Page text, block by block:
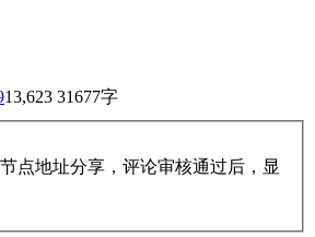
13,623 31677字
点地址分享，评论审核通过后，显